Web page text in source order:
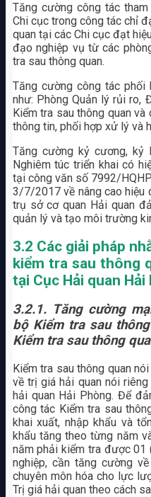
Tăng cường công tác
Chi cục trong công tác chỉ
quan tại các Chi cục đạt
đạo nghiệp vụ từ các
tra sau thông quan.
Tăng cường công tác
như: Phòng Quản lý rủi ro,
Kiểm tra sau thông quan
thông tin, phối hợp xử lý và
Tăng cường kỷ cương, kỷ
Nghiêm túc triển khai có
tại công văn số 7992/
3/7/2017 về nâng cao hiệu
trụ sở cơ quan Hải quan
quản lý và tạo môi trường
3.2 Các giải pháp
kiểm tra sau thông
tại Cục Hải quan Hải
3.2.1. Tăng cường
bộ Kiểm tra sau
Kiểm tra sau thông
Kiểm tra sau thông quan
về trị giá hải quan nói
hải quan Hải Phòng. Để
công tác Kiểm tra sau
khai xuất, nhập khẩu và
khẩu tăng theo từng năm
năm phải kiểm tra được
nghiệp, cần tăng cường
chuyên môn hóa cho lực
Trị giá hải quan theo cách